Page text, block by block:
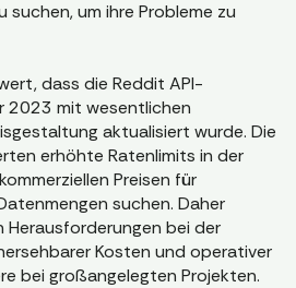
um ihre Probleme zu
dass die Reddit API-
2023 mit wesentlichen
aktualisiert wurde. Die
erhöhte Ratenlimits in der
Preisen für
suchen. Daher
bei der
Kosten und operativer
bei großangelegten Projekten.